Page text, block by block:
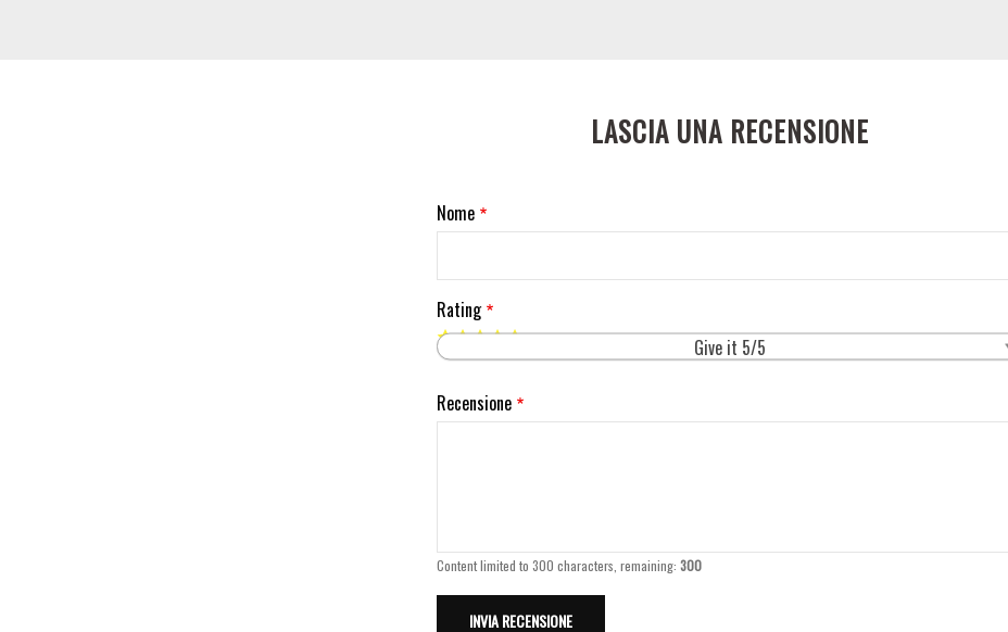
LASCIA UNA RECENSIONE
Nome
Rating
Give it 5/5
Recensione
Content limited to 300 characters, remaining: 300